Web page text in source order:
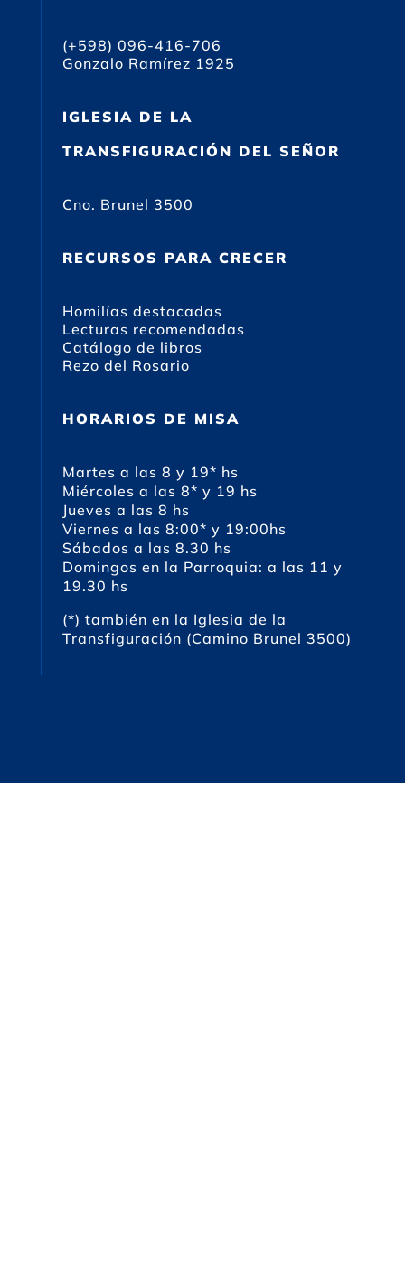
(+598) 096-416-706
Gonzalo Ramírez 1925
IGLESIA DE LA
TRANSFIGURACIÓN DEL SEÑOR
Cno. Brunel 3500
RECURSOS PARA CRECER
Homilías destacadas
Lecturas recomendadas
Catálogo de libros
Rezo del Rosario
HORARIOS DE MISA
Martes a las 8 y 19* hs
Miércoles a las 8* y 19 hs
Jueves a las 8 hs
Viernes a las 8:00* y 19:00hs
Sábados a las 8.30 hs
Domingos en la Parroquia: a las 11 y
19.30 hs
(*) también en la Iglesia de la
Transfiguración (Camino Brunel 3500)